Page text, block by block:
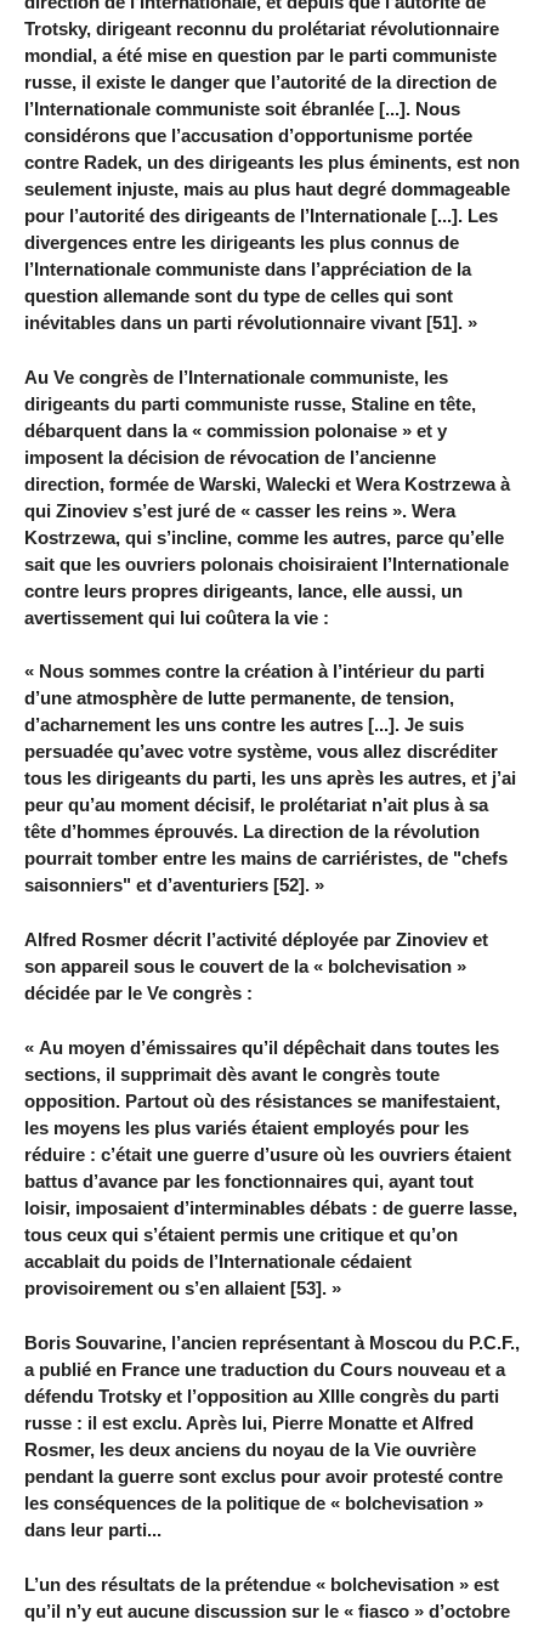
Trotsky, dirigeant reconnu du prolétariat révolutionnaire
mondial, a été mise en question par le parti communiste
russe, il existe le danger que l’autorité de la direction de
l’Internationale communiste soit ébranlée [...]. Nous
considérons que l’accusation d’opportunisme portée
contre Radek, un des dirigeants les plus éminents, est non
seulement injuste, mais au plus haut degré dommageable
pour l’autorité des dirigeants de l’Internationale [...]. Les
divergences entre les dirigeants les plus connus de
l’Internationale communiste dans l’appréciation de la
question allemande sont du type de celles qui sont
inévitables dans un parti révolutionnaire vivant [51]. »
Au Ve congrès de l’Internationale communiste, les
dirigeants du parti communiste russe, Staline en tête,
débarquent dans la « commission polonaise » et y
imposent la décision de révocation de l’ancienne
direction, formée de Warski, Walecki et Wera Kostrzewa à
qui Zinoviev s’est juré de « casser les reins ». Wera
Kostrzewa, qui s’incline, comme les autres, parce qu’elle
sait que les ouvriers polonais choisiraient l’Internationale
contre leurs propres dirigeants, lance, elle aussi, un
avertissement qui lui coûtera la vie :
« Nous sommes contre la création à l’intérieur du parti
d’une atmosphère de lutte permanente, de tension,
d’acharnement les uns contre les autres [...]. Je suis
persuadée qu’avec votre système, vous allez discréditer
tous les dirigeants du parti, les uns après les autres, et j’ai
peur qu’au moment décisif, le prolétariat n’ait plus à sa
tête d’hommes éprouvés. La direction de la révolution
pourrait tomber entre les mains de carriéristes, de "chefs
saisonniers" et d’aventuriers [52]. »
Alfred Rosmer décrit l’activité déployée par Zinoviev et
son appareil sous le couvert de la « bolchevisation »
décidée par le Ve congrès :
« Au moyen d’émissaires qu’il dépêchait dans toutes les
sections, il supprimait dès avant le congrès toute
opposition. Partout où des résistances se manifestaient,
les moyens les plus variés étaient employés pour les
réduire : c’était une guerre d’usure où les ouvriers étaient
battus d’avance par les fonctionnaires qui, ayant tout
loisir, imposaient d’interminables débats : de guerre lasse,
tous ceux qui s’étaient permis une critique et qu’on
accablait du poids de l’Internationale cédaient
provisoirement ou s’en allaient [53]. »
Boris Souvarine, l’ancien représentant à Moscou du P.C.F.,
a publié en France une traduction du Cours nouveau et a
défendu Trotsky et l’opposition au XIIIe congrès du parti
russe : il est exclu. Après lui, Pierre Monatte et Alfred
Rosmer, les deux anciens du noyau de la Vie ouvrière
pendant la guerre sont exclus pour avoir protesté contre
les conséquences de la politique de « bolchevisation »
dans leur parti...
L’un des résultats de la prétendue « bolchevisation » est
qu’il n’y eut aucune discussion sur le « fiasco » d’octobre